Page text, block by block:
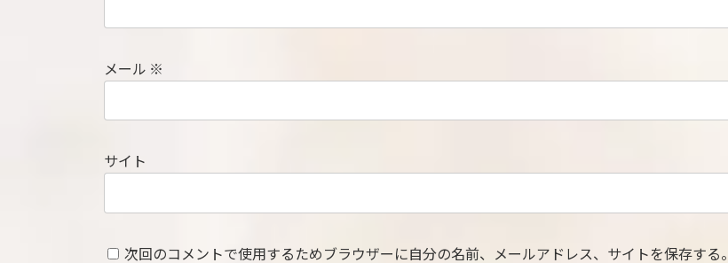
メール ※
サイト
次回のコメントで使用するためブラウザーに自分の名前、メールアドレス、サイトを保存する。